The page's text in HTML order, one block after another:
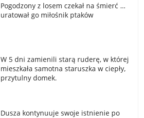
Pogodzony z losem czekał na śmierć …
uratował go miłośnik ptaków
W 5 dni zamienili starą ruderę, w której
mieszkała samotna staruszka w ciepły,
przytulny domek.
Dusza kontynuuje swoje istnienie po